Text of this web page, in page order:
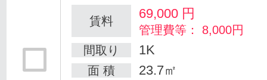
賃料 69,000 円
管理費等： 8,000円
間取り
1K
面 積 23.7㎡